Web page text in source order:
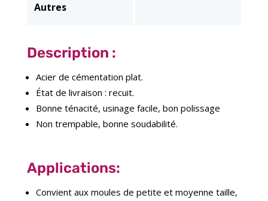
Autres
Description :
Acier de cémentation plat.
État de livraison : recuit.
Bonne ténacité, usinage facile, bon polissage
Non trempable, bonne soudabilité.
Applications:
Convient aux moules de petite et moyenne taille,